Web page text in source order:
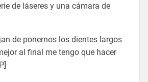
de láseres y una cámara de
de ponernos los dientes largos
al final me tengo que hacer